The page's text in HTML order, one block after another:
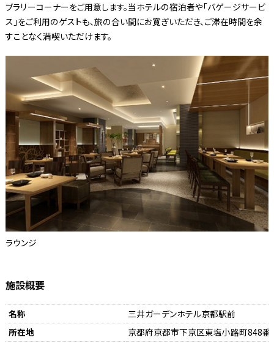
ブラリーコーナーをご用意します。当ホテルの宿泊者や「バゲージサービ
ス」をご利用のゲストも、旅の合い間にお寛ぎいただき、ご滞在時間を余
すことなく満喫いただけます。
ラウンジ
施設概要
名称
三井ガーデンホテル京都駅前
所在地
京都府京都市下京区東塩小路町848番